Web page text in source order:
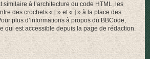
similaire à l’architecture du code HTML, les
des crochets « [ » et « ] » à la place des
plus d’informations à propos du BBCode,
qui est accessible depuis la page de rédaction.